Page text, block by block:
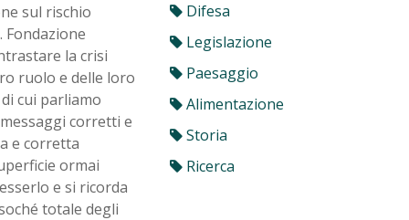
sul rischio
la crisi
ruolo e delle loro
cui parliamo
corretti e
e corretta
ormai
e si ricorda
totale degli
Difesa
Legislazione
Paesaggio
Alimentazione
Storia
Ricerca